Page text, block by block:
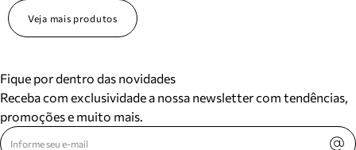
Veja mais produtos
Fique por dentro das novidades
Receba com exclusividade a nossa newsletter com tendências,
promoções e muito mais.